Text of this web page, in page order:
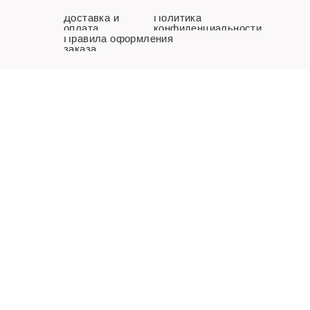
Политика
конфиденциальности
Правила оформления
заказа
Доставка и
оплата